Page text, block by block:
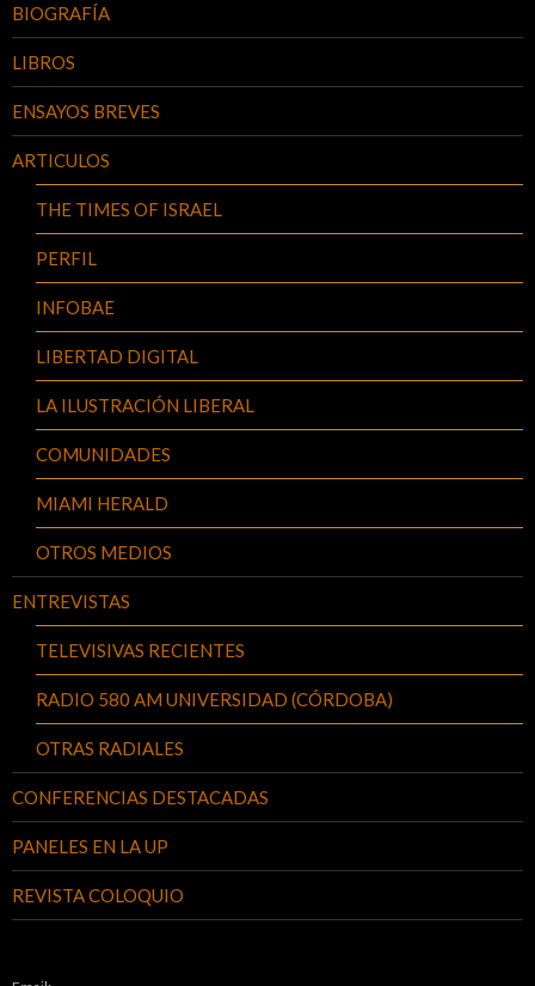
BIOGRAFÍA
LIBROS
ENSAYOS BREVES
ARTICULOS
THE TIMES OF ISRAEL
PERFIL
INFOBAE
LIBERTAD DIGITAL
LA ILUSTRACIÓN LIBERAL
COMUNIDADES
MIAMI HERALD
OTROS MEDIOS
ENTREVISTAS
TELEVISIVAS RECIENTES
RADIO 580 AM UNIVERSIDAD (CÓRDOBA)
OTRAS RADIALES
CONFERENCIAS DESTACADAS
PANELES EN LA UP
REVISTA COLOQUIO